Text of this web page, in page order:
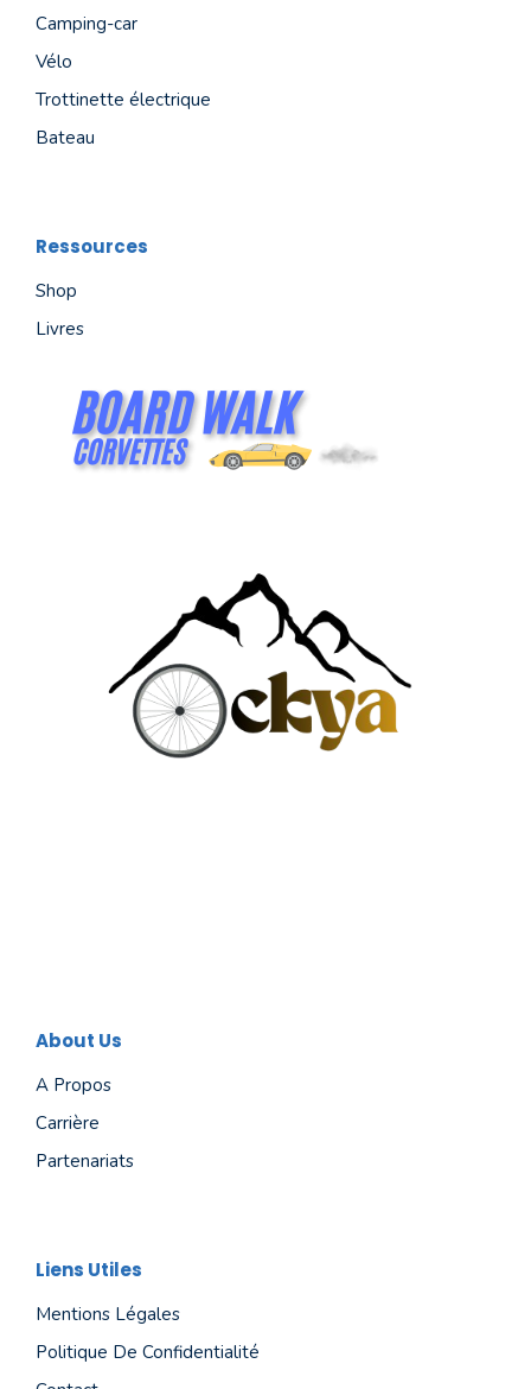
Camping-car
Vélo
Trottinette électrique
Bateau
Ressources
Shop
Livres
About Us
A Propos
Carrière
Partenariats
Liens Utiles
Mentions Légales
Politique De Confidentialité